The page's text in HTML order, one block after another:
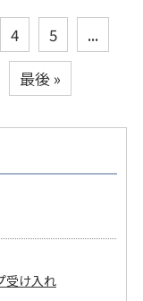
4 5
...
最後 »
受け入れ